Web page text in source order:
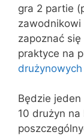
gra 2 partie
zawodnikowi
zapoznać
praktyce na
Będzie
10 drużyn na